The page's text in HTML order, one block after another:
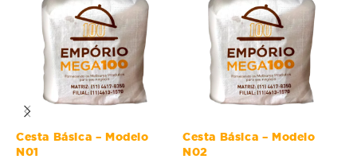
Cesta Básica – Modelo
N01
Cesta Básica – Modelo
N02